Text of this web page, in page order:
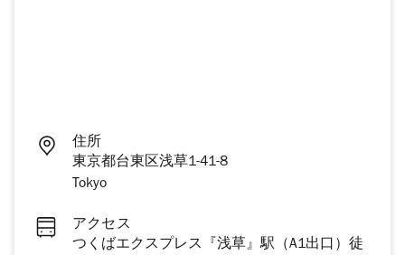
住所
東京都台東区浅草1-41-8
Tokyo
アクセス
つくばエクスプレス『浅草』駅（A1出口）徒